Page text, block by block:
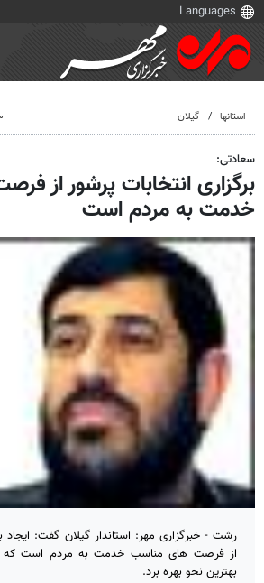
استانها گیلان ۱۰
سعادتی:
برگزاری انتخابات پرشور از
خدمت به مردم است
رشت - خبرگزاری مهر: استاندار گیلان گفت: ایجاد
از فرصت های مناسب خدمت به مردم است که
بهترین نحو بهره برد.